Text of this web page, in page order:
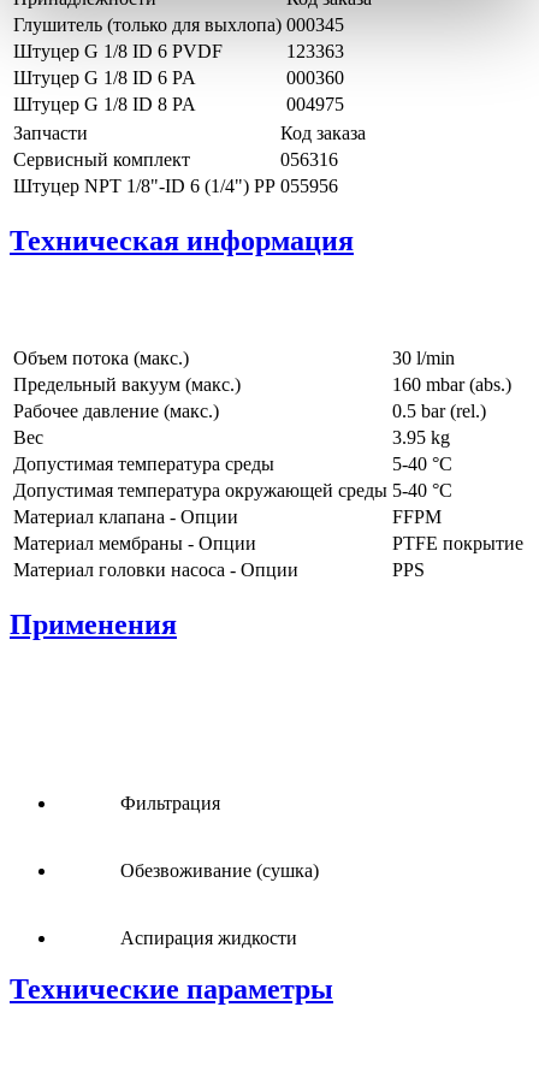
Глушитель (только для выхлопа) 000345
Штуцер G 1/8 ID 6 PVDF
123363
Штуцер G 1/8 ID 6 PA
000360
Штуцер G 1/8 ID 8 PA
004975
Запчасти
Код заказа
Сервисный комплект
056316
Штуцер NPT 1/8"-ID 6 (1/4") PP 055956
Техническая информация
Объем потока (макс.)
30 l/min
Предельный вакуум (макс.)
160 mbar (abs.)
Рабочее давление (макс.)
0.5 bar (rel.)
Вес
3.95 kg
Допустимая температура среды
5-40 °C
Допустимая температура окружающей среды 5-40 °C
Материал клапана - Опции
FFPM
Материал мембраны - Опции
PTFE покрытие
Материал головки насоса - Опции
PPS
Применения
Фильтрация
Oбезвоживание (сушка)
Аспирация жидкости
Технические параметры